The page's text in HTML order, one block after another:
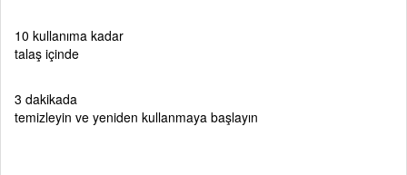
10 kullanıma kadar
talaş içinde
3 dakikada
temizleyin ve yeniden kullanmaya başlayın